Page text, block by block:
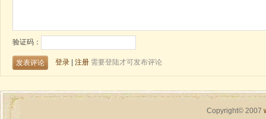
Copyright© 2007